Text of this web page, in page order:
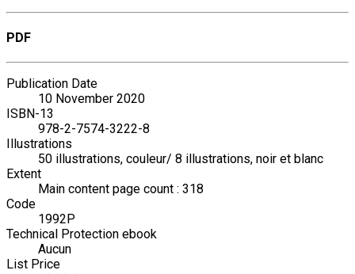
PDF
Publication Date
10 November 2020
ISBN-13
978-2-7574-3222-8
Illustrations
50 illustrations, couleur/ 8 illustrations, noir et blanc
Extent
Main content page count : 318
Code
1992P
Technical Protection ebook
Aucun
List Price